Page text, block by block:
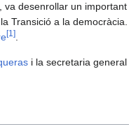
, va desenrollar un important
Transició a la democràcia.
[1 ]
i la secretaria general